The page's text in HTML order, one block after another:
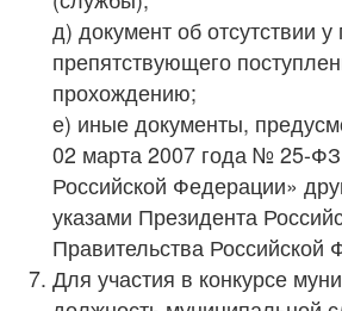
д) документ об отсутствии
препятствующего
прохождению;
е) иные документы,
02 марта 2007 года № 25-
Российской Федерации»
указами Президента
Правительства Российской
Для участия в конкурсе